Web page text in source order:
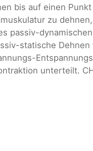
bis auf einen
zu
passiv-
statische
unterteilt.